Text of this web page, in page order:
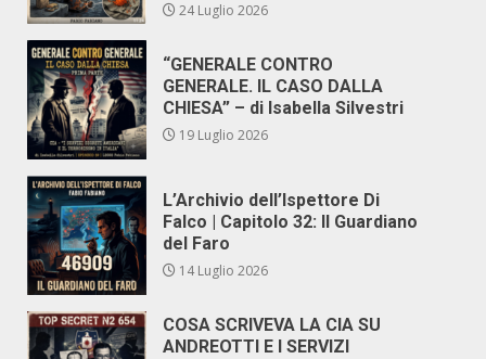
24 Luglio 2026
“GENERALE CONTRO
GENERALE. IL CASO DALLA
CHIESA” – di Isabella Silvestri
19 Luglio 2026
L’Archivio dell’Ispettore Di
Falco | Capitolo 32: Il Guardiano
del Faro
14 Luglio 2026
COSA SCRIVEVA LA CIA SU
ANDREOTTI E I SERVIZI